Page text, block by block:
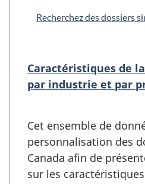
Recherchez des dossiers
Caractéristiques de
par industrie et par
Cet ensemble de
personnalisation des
Canada afin de
sur les